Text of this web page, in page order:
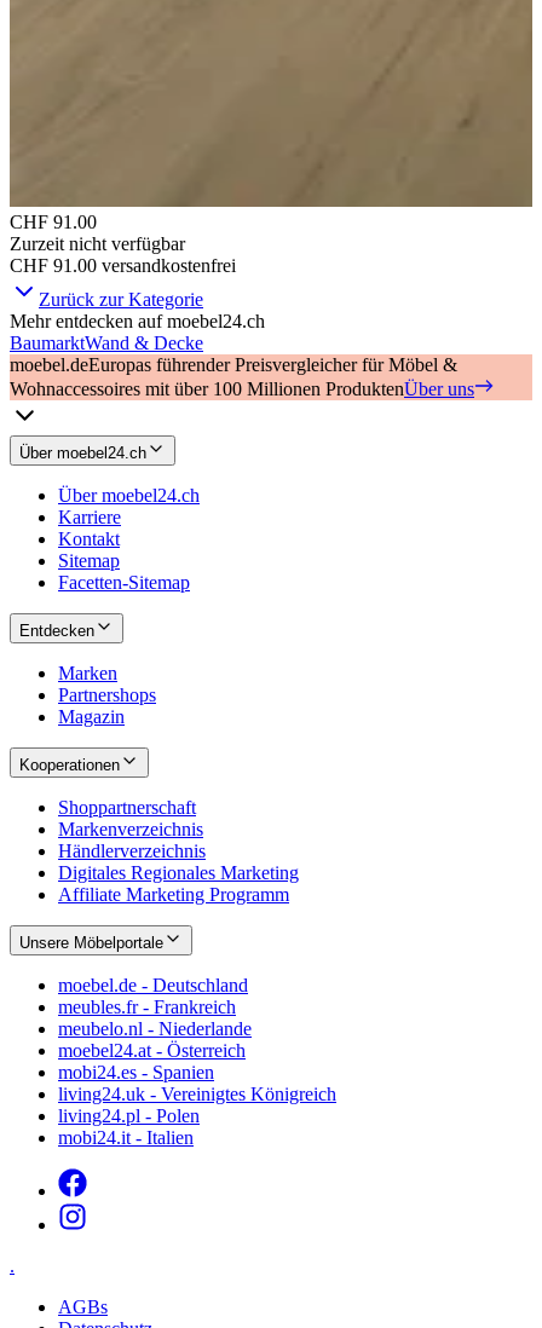
CHF 91.00
Zurzeit nicht verfügbar
CHF 91.00 versandkostenfrei
Zurück zur Kategorie
Mehr entdecken auf moebel24.ch
BaumarktWand & Decke
moebel.deEuropas führender Preisvergleicher für Möbel &
Wohnaccessoires mit über 100 Millionen ProduktenÜber uns
Über moebel24.ch
Über moebel24.ch
Karriere
Kontakt
Sitemap
Facetten-Sitemap
Entdecken
Marken
Partnershops
Magazin
Kooperationen
Shoppartnerschaft
Markenverzeichnis
Händlerverzeichnis
Digitales Regionales Marketing
Affiliate Marketing Programm
Unsere Möbelportale
moebel.de - Deutschland
meubles.fr - Frankreich
meubelo.nl - Niederlande
moebel24.at - Österreich
mobi24.es - Spanien
living24.uk - Vereinigtes Königreich
living24.pl - Polen
mobi24.it - Italien
.
AGBs